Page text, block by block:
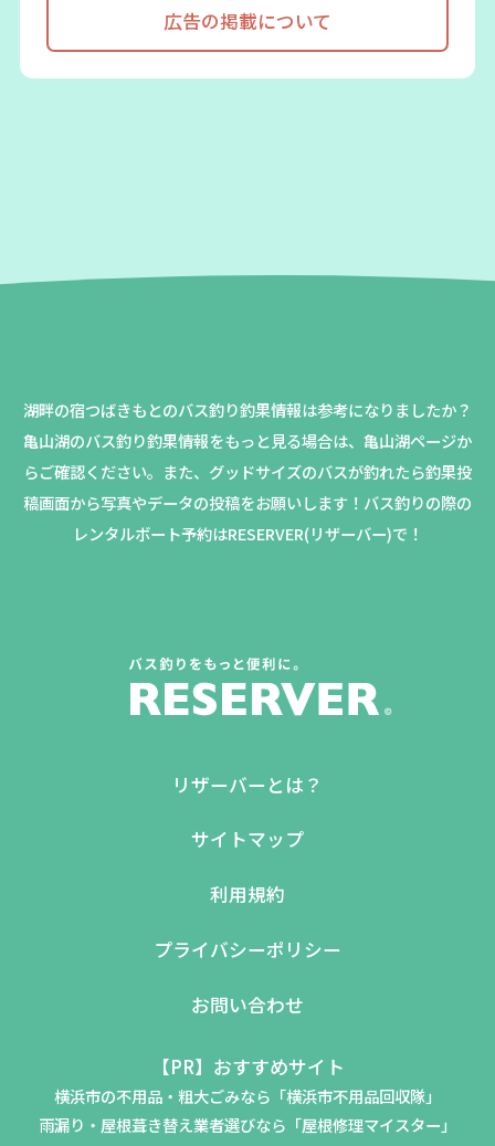
広告の掲載について
湖畔の宿つばきもとのバス釣り釣果情報は参考になりましたか？
亀山湖のバス釣り釣果情報をもっと見る場合は、亀山湖ページか
らご確認ください。 また、グッドサイズのバスが釣れたら釣果投
稿画面から写真やデータの投稿をお願いします！バス釣りの際の
レンタルボート予約はRESERVER(リザーバー)で！
リザーバーとは？
サイトマップ
利用規約
プライバシーポリシー
お問い合わせ
【PR】おすすめサイト
横浜市の不用品・粗大ごみなら「横浜市不用品回収隊」
雨漏り・屋根葺き替え業者選びなら「屋根修理マイスター」